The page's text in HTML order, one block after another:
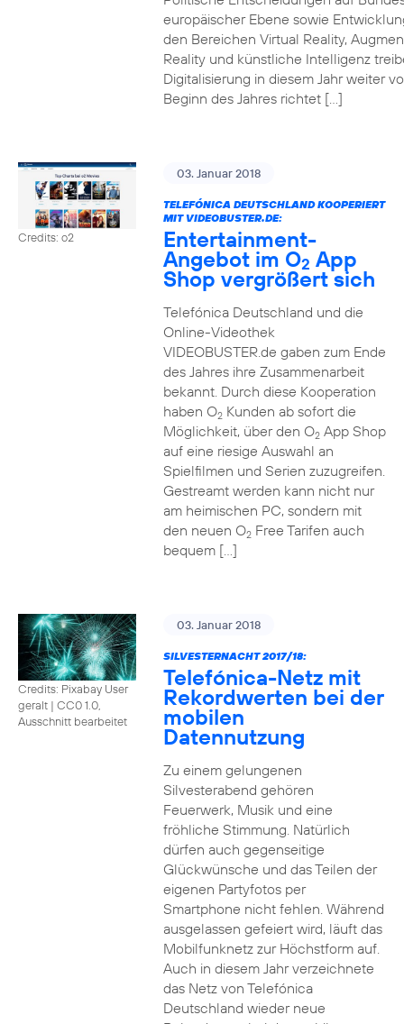
europäischer Ebene sowie
den Bereichen Virtual Reality,
Reality und künstliche Intelligenz
Digitalisierung in diesem Jahr weiter
Beginn des Jahres richtet […]
Credits: o2
03. Januar 2018
TELEFÓNICA DEUTSCHLAND KOOPERIERT
MIT VIDEOBUSTER.DE:
Entertainment-
Angebot im O2 App
Shop vergrößert sich
Telefónica Deutschland und die
Online-Videothek
VIDEOBUSTER.de gaben zum Ende
des Jahres ihre Zusammenarbeit
bekannt. Durch diese Kooperation
haben O2Kunden ab sofort die
Möglichkeit, über den O2App Shop
auf eine riesige Auswahl an
Spielfilmen und Serien zuzugreifen.
Gestreamt werden kann nicht nur
am heimischen PC, sondern mit
den neuen O2Free Tarifen auch
bequem […]
Credits: Pixabay User
geralt | CC0 1.0,
Ausschnitt bearbeitet
03. Januar 2018
SILVESTERNACHT 2017/18:
Telefónica-Netz mit
Rekordwerten bei der
mobilen
Datennutzung
Zu einem gelungenen
Silvesterabend gehören
Feuerwerk, Musik und eine
fröhliche Stimmung. Natürlich
dürfen auch gegenseitige
Glückwünsche und das Teilen der
eigenen Partyfotos per
Smartphone nicht fehlen. Während
ausgelassen gefeiert wird, läuft das
Mobilfunknetz zur Höchstform auf.
Auch in diesem Jahr verzeichnete
das Netz von Telefónica
Deutschland wieder neue